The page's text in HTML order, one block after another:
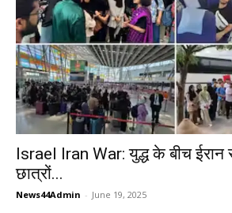
Israel Iran War: युद्ध के बीच ईरान
छात्रों...
News44Admin - June 19, 2025